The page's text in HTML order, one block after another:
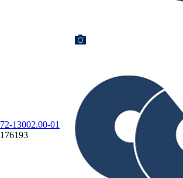
72-13002.00-01
176193